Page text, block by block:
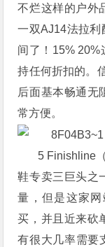
不烂这样的户外
一双AJ14法拉利
间了！15% 20%
持任何折扣的。
后面基本畅通无
常方便。
5 Finishline（
鞋专卖三巨头之
量，但是这家
买，并且近来砍
有很大几率需要